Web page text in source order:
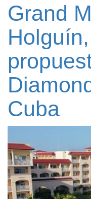
Grand
Cuba